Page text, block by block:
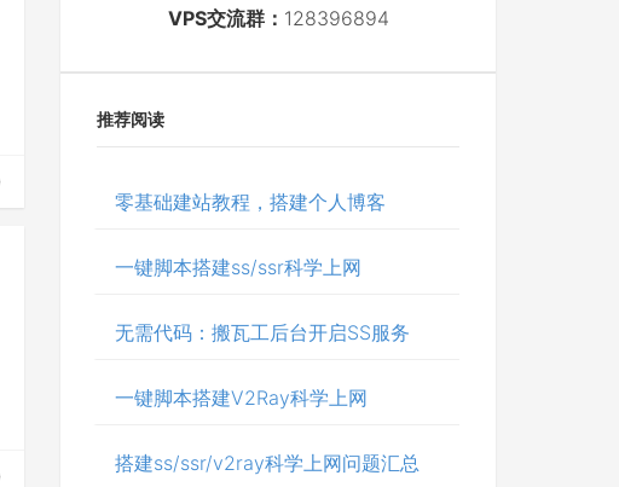
VPS交流群： 128396894
推荐阅读
零基础建站教程，搭建个人博客
一键脚本搭建ss/ssr科学上网
无需代码：搬瓦工后台开启SS服务
一键脚本搭建V2Ray科学上网
搭建ss/ssr/v2ray科学上网问题汇总